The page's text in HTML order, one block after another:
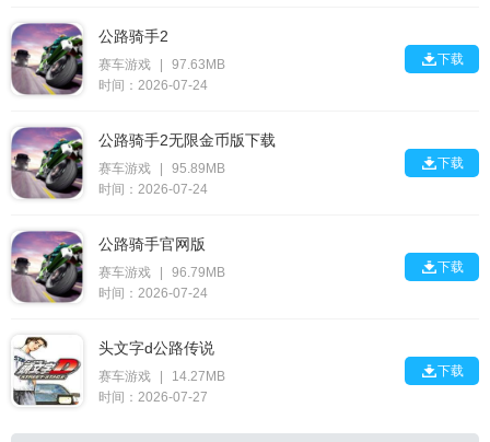
公路骑手2
赛车游戏
97.63MB
时间：2026-07-24
下载
公路骑手2无限金币版下载
赛车游戏
95.89MB
时间：2026-07-24
下载
公路骑手官网版
赛车游戏
96.79MB
时间：2026-07-24
下载
头文字d公路传说
赛车游戏
14.27MB
时间：2026-07-27
下载